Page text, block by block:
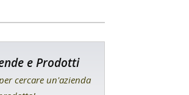
e Prodotti
cercare un'azienda